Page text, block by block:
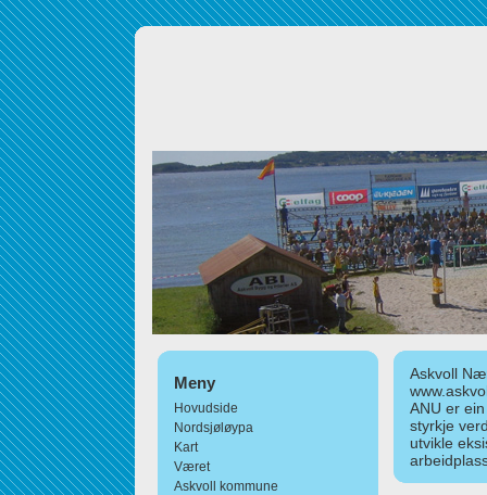
Meny
Hovudside
Nordsjøløypa
Kart
Været
Askvoll kommune
Askvoll
ANU er
styrkje
utvikle